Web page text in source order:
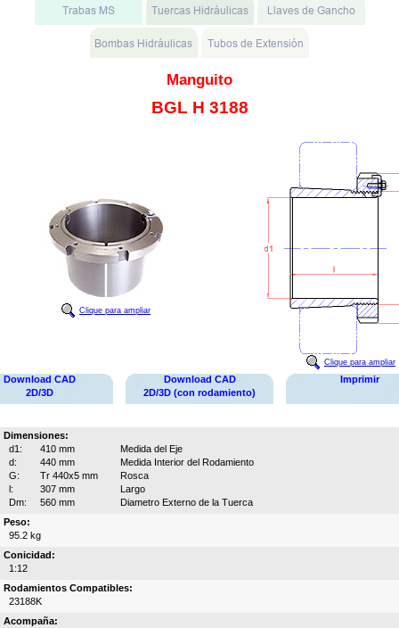
Manguito
BGL H 3188
Clique para ampliar
Clique para ampliar
Download CAD
2D/3D
Download CAD
2D/3D (con rodamiento)
Imprimir
Dimensiones:
d1:
410 mm
Medida del Eje
d:
440 mm
Medida Interior del Rodamiento
G:
Tr 440x5 mm
Rosca
l:
307 mm
Largo
Dm:
560 mm
Diametro Externo de la Tuerca
Peso:
95.2 kg
Conicidad:
1:12
Rodamientos Compatibles:
23188K
Acompaña: